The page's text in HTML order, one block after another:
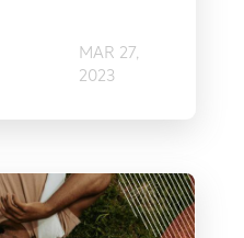
MAR 27,
2023